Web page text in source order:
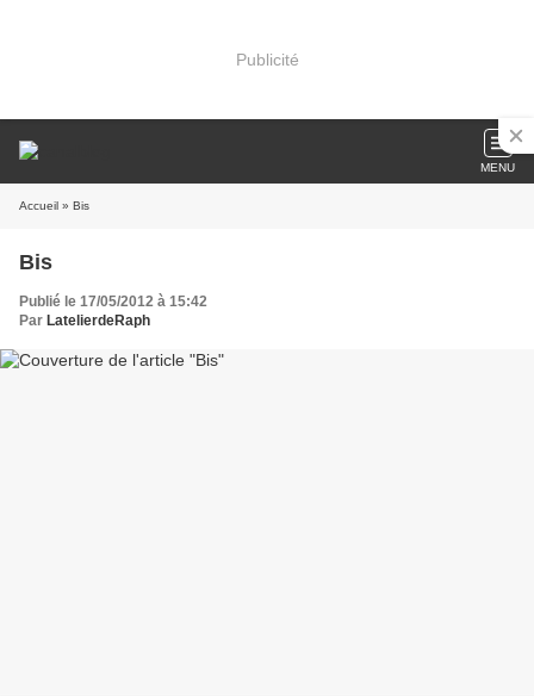
Publicité
MENU
Accueil » Bis
Bis
Publié le 17/05/2012 à 15:42
Par LatelierdeRaph